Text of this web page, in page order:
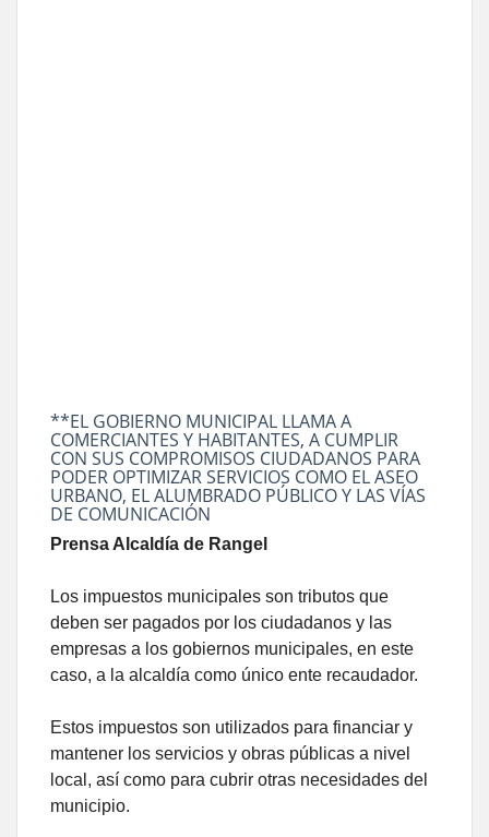
**EL GOBIERNO MUNICIPAL LLAMA A
COMERCIANTES Y HABITANTES, A CUMPLIR
CON SUS COMPROMISOS CIUDADANOS PARA
PODER OPTIMIZAR SERVICIOS COMO EL ASEO
URBANO, EL ALUMBRADO PÚBLICO Y LAS VÍAS
DE COMUNICACIÓN
Prensa Alcaldía de Rangel
Los impuestos municipales son tributos que
deben ser pagados por los ciudadanos y las
empresas a los gobiernos municipales, en este
caso, a la alcaldía como único ente recaudador.
Estos impuestos son utilizados para financiar y
mantener los servicios y obras públicas a nivel
local, así como para cubrir otras necesidades del
municipio.